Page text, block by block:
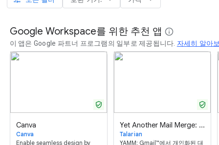
Google Workspace를 위한 추천 앱 info
이 앱은 Google 파트너 프로그램의 일부로 제공됩니다. 자세히 알아
Canva
Canva
Enable seamless design by
verified_user
Yet Another Mail Merge: Mail Merge for Gmail
Talarian
YAMM: Gmail™에서 개인화된 대
verified_user